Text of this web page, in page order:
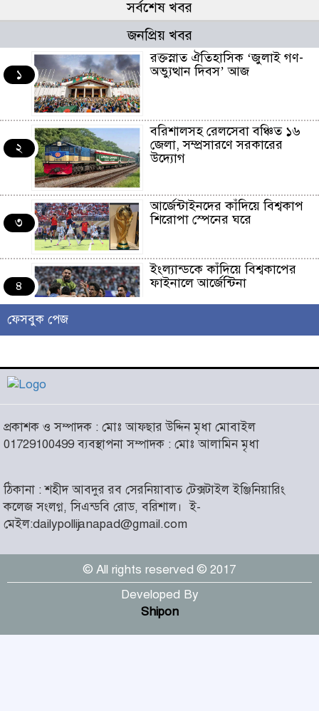
সর্বশেষ খবর
জনপ্রিয় খবর
১
রক্তস্নাত ঐতিহাসিক ‌‘জুলাই গণ-
অভ্যুত্থান দিবস’ আজ
২
বরিশালসহ রেলসেবা বঞ্চিত ১৬
জেলা, সম্প্রসারণে সরকারের
উদ্যোগ
৩
আর্জেন্টাইনদের কাঁদিয়ে বিশ্বকাপ
শিরোপা স্পেনের ঘরে
৪
ইংল্যান্ডকে কাঁদিয়ে বিশ্বকাপের
ফাইনালে আর্জেন্টিনা
৫
চরমোনাই
৬
আসন্ন বাকেরগঞ্জ পৌর নির্বাচনে
নারী কাউন্সিলর পদে দোয়া চাইলেন
বিএমএসএফ নেত্রী সাবরিনা
৭
‘ইসরাইলি সেনাবাহিনী ধ্বংসের
দ্বারপ্রান্তে’ : ইরানের হামলায়
এশিয়ায় ১৩ মার্কিন ঘাঁটি ধ্বংস
দৌলতদিয়ায় বাস ডুবি : ২৪ জনের
মরদেহ উদ্ধার, অনেকেই নিখোঁজ
ফেসবুক পেজ
প্রকাশক ও সম্পাদক : মোঃ আফছার উদ্দিন মৃধা মোবাইল
01729100499 ব্যবস্থাপনা সম্পাদক : মোঃ আলামিন মৃধা
ঠিকানা : শহীদ আবদুর রব সেরনিয়াবাত টেক্সটাইল ইঞ্জিনিয়ারিং
কলেজ সংলগ্ন, সিএন্ডবি রোড, বরিশাল।ই-
মেইল:dailypollijanapad@gmail.com
© All rights reserved © 2017
Developed By
Shipon